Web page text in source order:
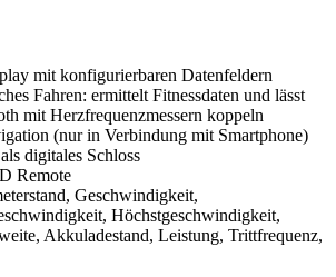
mit konfigurierbaren Datenfeldern
Fahren: ermittelt Fitnessdaten und lässt
mit Herzfrequenzmessern koppeln
(nur in Verbindung mit Smartphone)
digitales Schloss
Remote
Geschwindigkeit,
Höchstgeschwindigkeit,
Akkuladestand, Leistung, Trittfrequenz,